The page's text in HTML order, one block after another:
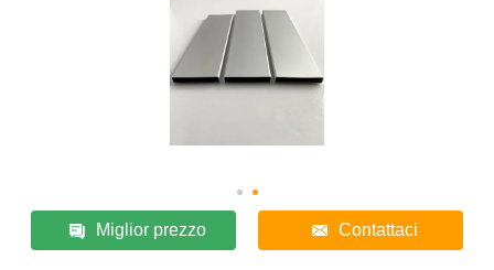
Miglior prezzo Contattaci